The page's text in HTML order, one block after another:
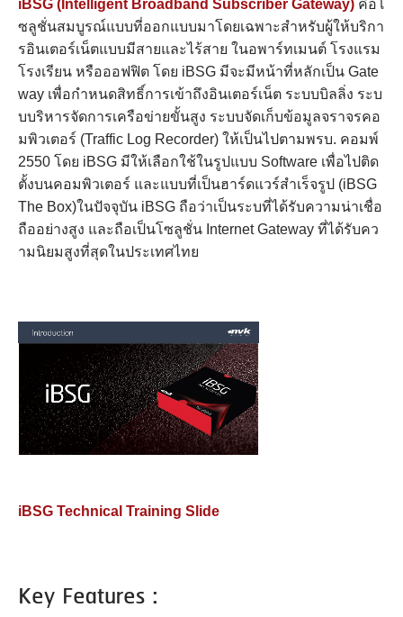
iBSG (Intelligent Broadband Subscriber Gateway) คือโ
ซลูชั่นสมบูรณ์แบบที่ออกแบบมาโดยเฉพาะสำหรับผู้ให้บริกา
รอินเตอร์เน็ตแบบมีสายและไร้สาย ในอพาร์ทเมนต์ โรงแรม
โรงเรียน หรือออฟฟิต โดย iBSG มีจะมีหน้าที่หลักเป็น Gate
way เพื่อกำหนดสิทธิ์การเข้าถึงอินเตอร์เน็ต ระบบบิลลิ่ง ระบ
บบริหารจัดการเครือข่ายขั้นสูง ระบบจัดเก็บข้อมูลจราจรคอ
มพิวเตอร์ (Traffic Log Recorder) ให้เป็นไปตามพรบ. คอมพ์
2550 โดย iBSG มีให้เลือกใช้ในรูปแบบ Software เพื่อไปติด
ตั้งบนคอมพิวเตอร์ และแบบที่เป็นฮาร์ดแวร์สำเร็จรูป (iBSG
The Box)ในปัจจุบัน iBSG ถือว่าเป็นระบที่ได้รับความน่าเชื่อ
ถืออย่างสูง และถือเป็นโซลูชั่น Internet Gateway ที่ได้รับคว
ามนิยมสูงที่สุดในประเทศไทย
iBSG Technical Training Slide
Key Features :